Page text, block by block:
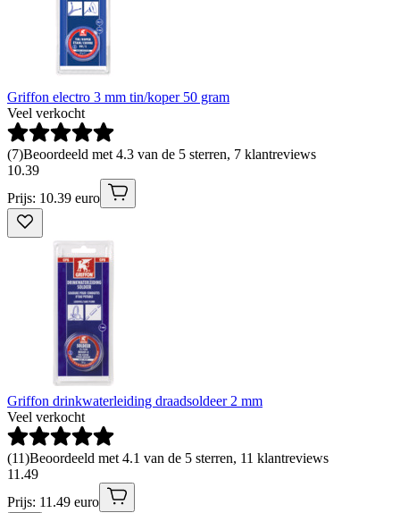
Griffon electro 3 mm tin/koper 50 gram
Veel verkocht
(7)Beoordeeld met 4.3 van de 5 sterren, 7 klantreviews
10.39
Prijs: 10.39 euro
Griffon drinkwaterleiding draadsoldeer 2 mm
Veel verkocht
(11)Beoordeeld met 4.1 van de 5 sterren, 11 klantreviews
11 .49
Prijs: 11.49 euro